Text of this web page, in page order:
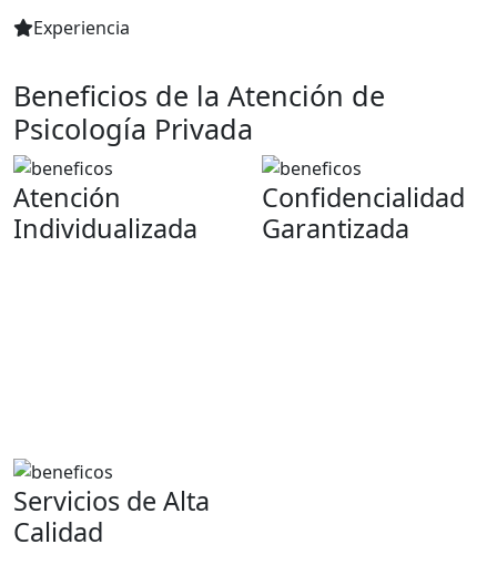
Experiencia
Beneficios de la Atención de
Psicología Privada
Atención
Individualizada
Confidencialidad
Garantizada
Servicios de Alta
Calidad